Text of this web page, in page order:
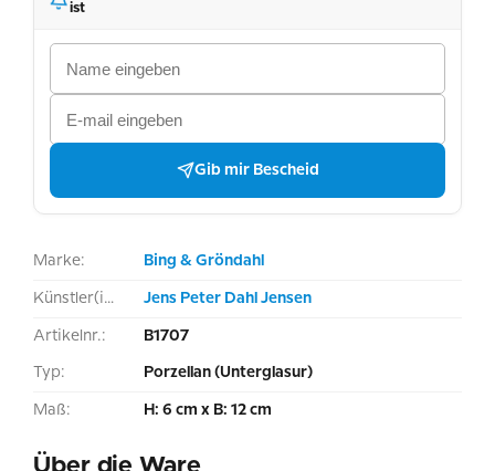
ist
Gib mir Bescheid
Marke: Bing & Gröndahl
Künstler(in): Jens Peter Dahl Jensen
Artikelnr.: B1707
Typ: Porzellan (Unterglasur)
Maß: H: 6 cm x B: 12 cm